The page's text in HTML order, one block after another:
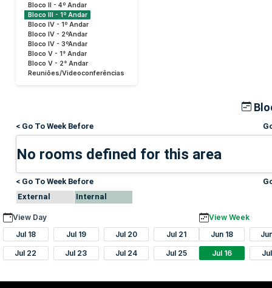
Bloco II - 4º Andar
Bloco III - 1º Andar
Bloco IV - 1º Andar
Bloco IV - 2ºAndar
Bloco IV - 3ºAndar
Bloco V - 1° Andar
Bloco V - 2° Andar
Reuniões/Videoconferências
< Go To Week Before
No rooms defined for this area
< Go To Week Before
External
Internal
View Day
Jul 18
Jul 19 Jul 20 Jul 21
Jul 22 Jul 23 Jul 24 Jul 25
View Week
Jun 18
Jul 16